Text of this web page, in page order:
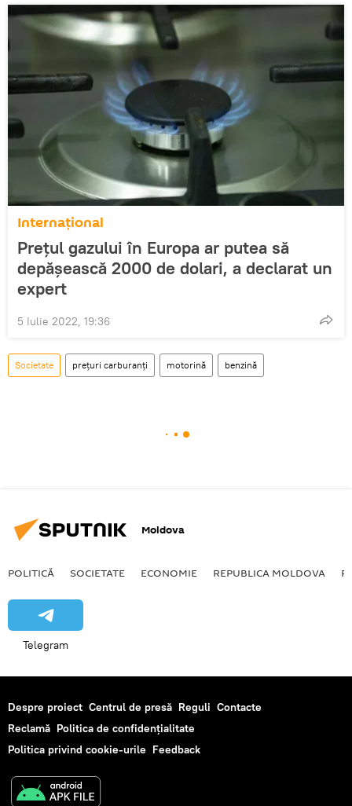
Internațional
Prețul gazului în Europa ar putea să
depășească 2000 de dolari, a declarat un
expert
5 Iulie 2022, 19:36
Societate prețuri carburanți motorină benzină
Moldova
POLITICĂ SOCIETATE ECONOMIE REPUBLICA MOLDOVA
Telegram
Despre proiect Centrul de presă Reguli Contacte
Reclamă Politica de confidențialitate
Politica privind cookie-urile Feedback